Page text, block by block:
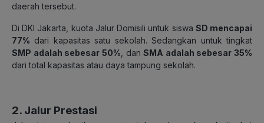
daerah tersebut.
Di DKI Jakarta, kuota Jalur Domisili untuk siswa SD mencapai
77% dari kapasitas satu sekolah. Sedangkan untuk tingkat
SMP adalah sebesar 50% , danSMA adalah sebesar 35%
dari total kapasitas atau daya tampung sekolah.
2. Jalur Prestasi